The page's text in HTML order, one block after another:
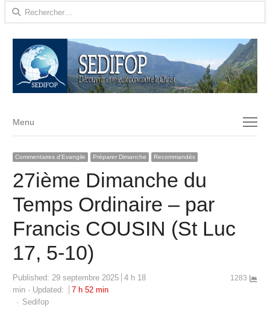
Rechercher :
Menu
Menu
Commentaires d'Evangile Préparer Dimanche Recommandés
27ième Dimanche du
Temps Ordinaire – par
Francis COUSIN (St Luc
17, 5-10)
Published: 29 septembre 2025
4 h 18
min
Updated:
7 h 52 min
Author
Sedifop
1283